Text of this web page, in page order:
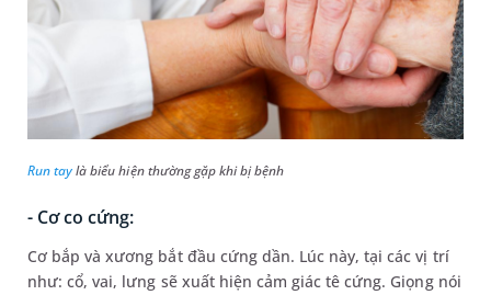
Run taylà biểu hiện thường gặp khi bị bệnh
- Cơ co cứng:
Cơ bắp và xương bắt đầu cứng dần. Lúc này, tại các vị trí
như: cổ, vai, lưng sẽ xuất hiện cảm giác tê cứng. Giọng nói